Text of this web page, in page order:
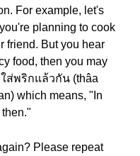
For example, let's
planning to cook
friend. But you hear
food, then you may
ส่พริกแล้วกัน (thâa
which means, "In
Please repeat